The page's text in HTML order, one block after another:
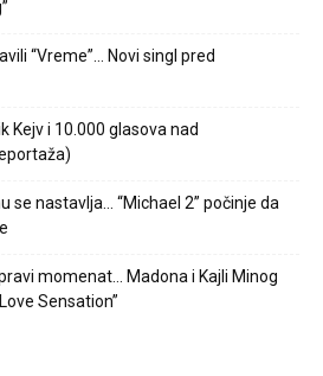
“Vreme”… Novi singl pred
Kejv i 10.000 glasova nad
se nastavlja… “Michael 2” počinje da
momenat… Madona i Kajli Minog
Sensation”